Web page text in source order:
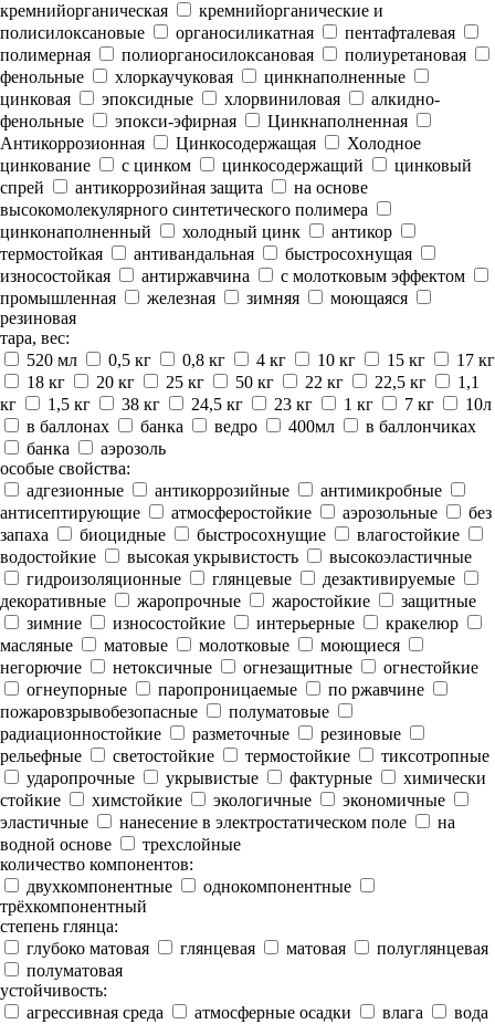
кремнийорганическая
кремнийорганические и
полисилоксановые
органосиликатная
пентафталевая
полимерная
полиорганосилоксановая
полиуретановая
фенольные
хлоркаучуковая
цинкнаполненные
цинковая
эпоксидные хлорвиниловая
алкидно-
фенольные
эпокси-эфирная
Цинкнаполненная
Антикоррозионная
Цинкосодержащая
Холодное
цинкование
с цинком цинкосодержащий
цинковый
спрей
антикоррозийная защита
на основе
высокомолекулярного синтетического полимера
цинконаполненный
холодный цинк
антикор
термостойкая
антивандальная
быстросохнущая
износостойкая
антиржавчина
с молотковым эффектом
промышленная
железная зимняя
моющаяся
резиновая
тара, вес:
520 мл
0,5 кг 0,8 кг 4 кг 10 кг 15 кг
17 кг
18 кг
20 кг 25 кг 50 кг 22 кг 22,5 кг
1,1
кг
1,5 кг 38 кг 24,5 кг 23 кг 1 кг 7 кг
10л
в баллонах
банка ведро 400мл
в баллончиках
банка
аэрозоль
особые свойства:
адгезионные
антикоррозийные
антимикробные
антисептирующие
атмосферостойкие аэрозольные
без
запаха
биоцидные быстросохнущие
влагостойкие
водостойкие
высокая укрывистость
высокоэластичные
гидроизоляционные
глянцевые
дезактивируемые
декоративные
жаропрочные жаростойкие
защитные
зимние
износостойкие интерьерные
кракелюр
масляные
матовые молотковые
моющиеся
негорючие
нетоксичные огнезащитные
огнестойкие
огнеупорные
паропроницаемые
по ржавчине
пожаровзрывобезопасные
полуматовые
радиационностойкие
разметочные
резиновые
рельефные
светостойкие термостойкие
тиксотропные
ударопрочные
укрывистые фактурные
химически
стойкие
химстойкие экологичные
экономичные
эластичные
нанесение в электростатическом поле
на
водной основе
трехслойные
количество компонентов:
двухкомпонентные
однокомпонентные
трёхкомпонентный
степень глянца:
глубоко матовая
глянцевая матовая
полуглянцевая
полуматовая
устойчивость:
агрессивная среда
атмосферные осадки влага
вода